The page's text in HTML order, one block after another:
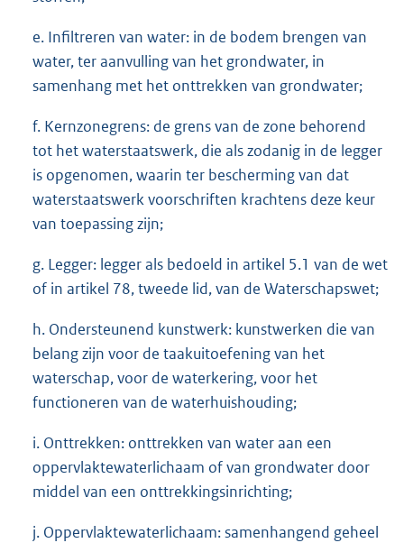
e. Infiltreren van water: in de bodem brengen van
water, ter aanvulling van het grondwater, in
samenhang met het onttrekken van grondwater;
f. Kernzonegrens: de grens van de zone behorend
tot het waterstaatswerk, die als zodanig in de legger
is opgenomen, waarin ter bescherming van dat
waterstaatswerk voorschriften krachtens deze keur
van toepassing zijn;
g. Legger: legger als bedoeld in artikel 5.1 van de wet
of in artikel 78, tweede lid, van de Waterschapswet;
h. Ondersteunend kunstwerk: kunstwerken die van
belang zijn voor de taakuitoefening van het
waterschap, voor de waterkering, voor het
functioneren van de waterhuishouding;
i. Onttrekken: onttrekken van water aan een
oppervlaktewaterlichaam of van grondwater door
middel van een onttrekkingsinrichting;
j. Oppervlaktewaterlichaam: samenhangend geheel